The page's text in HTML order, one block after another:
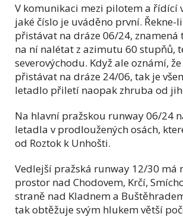
V komunikaci mezi pilotem a řídící
jaké číslo je uváděno první. Řekne-
přistávat na dráze 06/24, znamená
na ní nalétat z azimutu 60 stupňů,
severovýchodu. Když ale oznámí,
přistávat na dráze 24/06, tak je
letadlo přiletí naopak zhruba od
Na hlavní pražskou runway 06/24
letadla v prodloužených osách,
od Roztok k Unhošti.
Vedlejší pražská runway 12/30 má
prostor nad Chodovem, Krčí,
straně nad Kladnem a
tak obtěžuje svým hlukem větší